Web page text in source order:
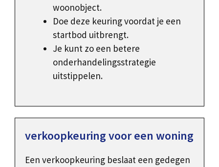
woonobject.
Doe deze keuring voordat je een
startbod uitbrengt.
Je kunt zo een betere
onderhandelingsstrategie
uitstippelen.
verkoopkeuring voor een woning
Een verkoopkeuring beslaat een gedegen